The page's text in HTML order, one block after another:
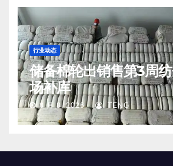
行业动态
储备棉轮出销售第3周纺
场补库
8 月 8, 2026 TENG